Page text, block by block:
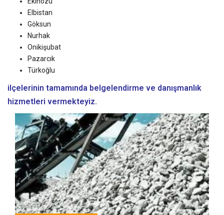
Elbistan
Göksun
Nurhak
Onikişubat
Pazarcık
Türkoğlu
ilçelerinin tamamında belgelendirme ve danışmanlık
hizmetleri vermekteyiz.